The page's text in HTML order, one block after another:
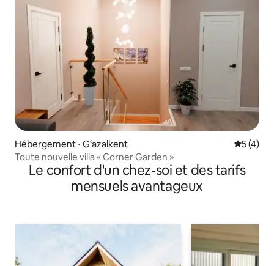
Hébergement ⋅ G‘azalkent
5 (4)
Toute nouvelle villa « Corner Garden »
Le confort d'un chez-soi et des tarifs
mensuels avantageux